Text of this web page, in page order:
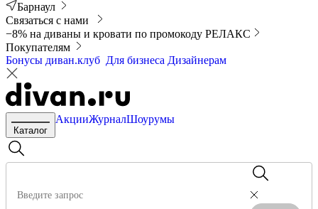
Барнаул
Связаться с нами
−8% на диваны и кровати по промокоду РЕЛАКС
Покупателям
Бонусы диван.клуб Для бизнеса Дизайнерам
Каталог
АкцииЖурналШоурумы